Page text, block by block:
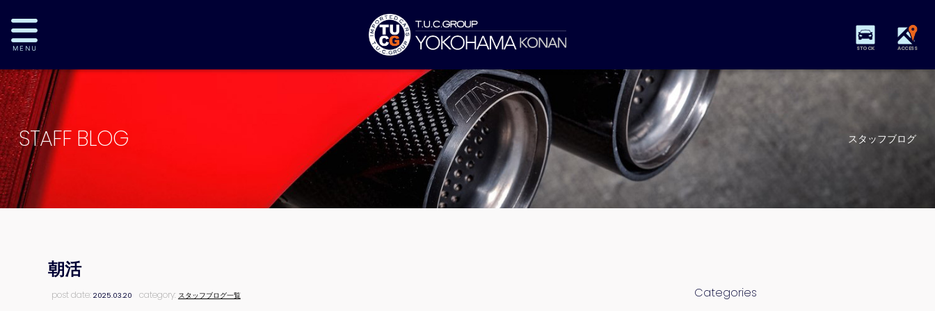
STOCK ACCESS
STAFF BLOG スタッフブログ
朝活
post date:2025.03.20 category: スタッフブログ一覧 Categories